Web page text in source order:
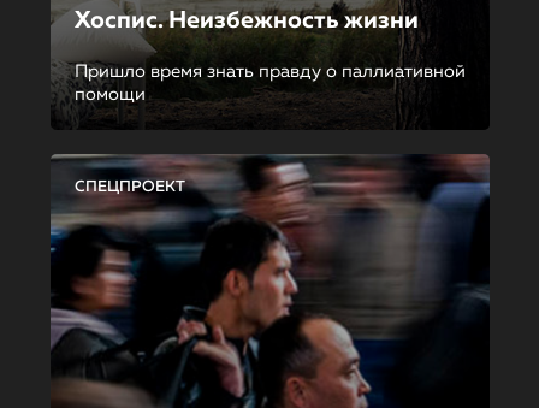
Хоспис. Неизбежность жизни
Пришло время знать правду о паллиативной
помощи
СПЕЦПРОЕКТ